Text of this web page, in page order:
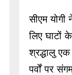
सीएम
लिए घाटों
श्रद्धालु
पर्वों पर